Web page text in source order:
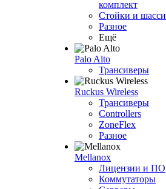
комплект
Стойки и шасси
Разное
Ещё
Palo Alto
Трансиверы
Ruckus Wireless
Трансиверы
Controllers
ZoneFlex
Разное
Mellanox
Лицензии и ПО
Коммутаторы